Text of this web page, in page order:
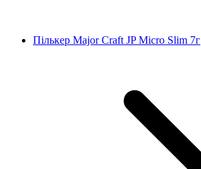
Пількер Major Craft JP Micro Slim 7г